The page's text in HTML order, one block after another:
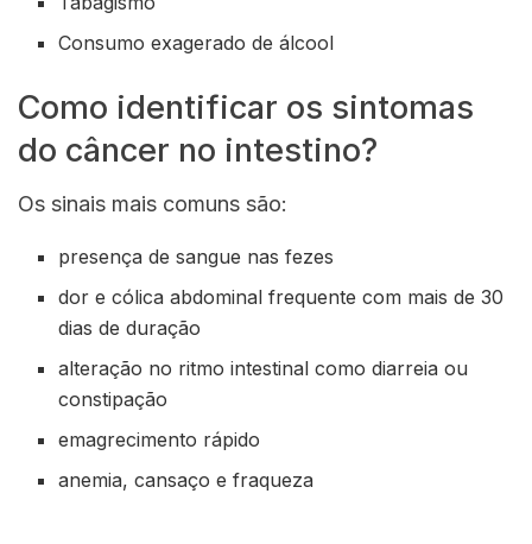
Consumo exagerado de álcool
Como identificar os sintomas
do câncer no intestino?
Os sinais mais comuns são:
presença de sangue nas fezes
dor e cólica abdominal frequente com mais de 30
dias de duração
alteração no ritmo intestinal como diarreia ou
constipação
emagrecimento rápido
anemia, cansaço e fraqueza